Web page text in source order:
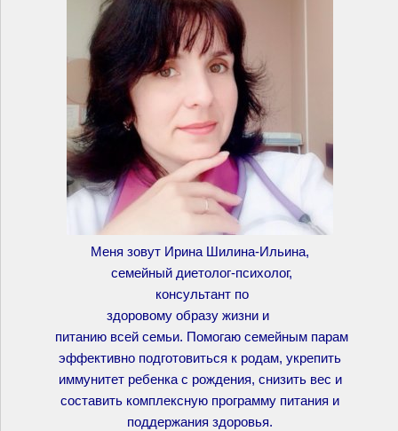
Меня зовут Ирина Шилина-Ильина,
семейный диетолог-психолог,
консультант по
здоровому образу жизни и
питанию всей семьи. Помогаю семейным парам
эффективно подготовиться к родам, укрепить
иммунитет ребенка с рождения, снизить вес и
составить комплексную программу питания и
поддержания здоровья.